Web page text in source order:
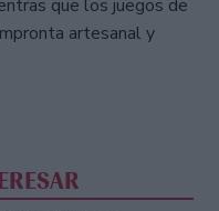
que los juegos de
artesanal y